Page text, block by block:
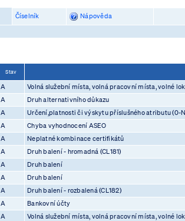
Číselník
Nápověda
Stav
A Volná služební místa, volná pracovní místa, volné
A Druh alternativního důkazu
A Určení,platnosti či výskytu příslušného atributu (0-
A Chyba vyhodnocení ASEO
A Neplatné kombinace certifikátů
A Druh balení - hromadná (CL181)
A Druh balení
A Druh balení
A Druh balení - rozbalená (CL182)
A Bankovní účty
A Volná služební místa, volná pracovní místa, volné